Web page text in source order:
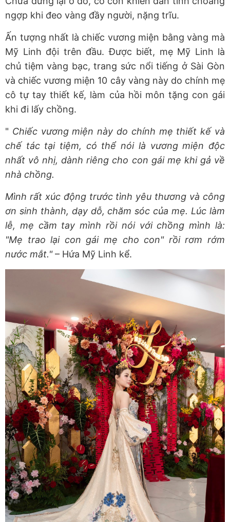
ngợp khi đeo vàng đầy người, nặng trĩu.
Ấn tượng nhất là chiếc vương miện bằng vàng mà
Mỹ Linh đội trên đầu. Được biết, mẹ Mỹ Linh là
chủ tiệm vàng bạc, trang sức nổi tiếng ở Sài Gòn
và chiếc vương miện 10 cây vàng này do chính mẹ
cô tự tay thiết kế, làm của hồi môn tặng con gái
khi đi lấy chồng.
" Chiếc vương miện này do chính mẹ thiết kế và
chế tác tại tiệm, có thể nói là vương miện độc
nhất vô nhị, dành riêng cho con gái mẹ khi gả về
nhà chồng.
Mình rất xúc động trước tình yêu thương và công
ơn sinh thành, dạy dỗ, chăm sóc của mẹ. Lúc làm
lễ, mẹ cầm tay mình rồi nói với chồng mình là:
"Mẹ trao lại con gái mẹ cho con" rồi rơm rớm
nước mắt."– Hứa Mỹ Linh kể.